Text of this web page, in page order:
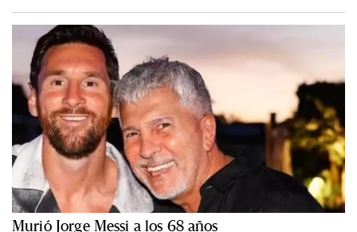
Murió Jorge Messi a los 68 años